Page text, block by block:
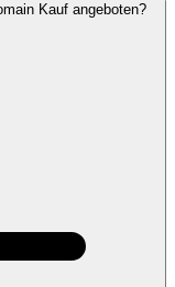
Kauf angeboten?